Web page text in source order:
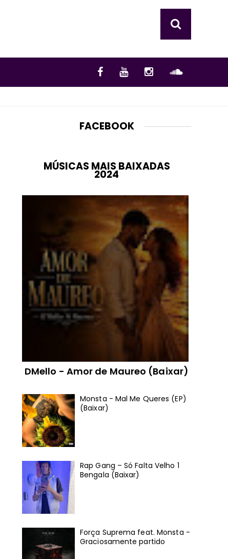
FACEBOOK
MÚSICAS MAIS BAIXADAS
2024
DMello - Amor de Maureo (Baixar)
Monsta - Mal Me Queres (EP)
(Baixar)
Rap Gang – Só Falta Velho 1
Bengala (Baixar)
Força Suprema feat. Monsta -
Graciosamente partido